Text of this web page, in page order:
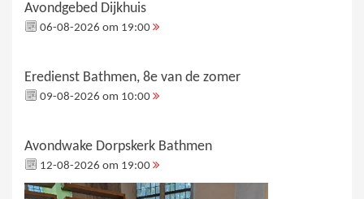
Avondgebed Dijkhuis
06-08-2026 om 19:00
Eredienst Bathmen, 8e van de zomer
09-08-2026 om 10:00
Avondwake Dorpskerk Bathmen
12-08-2026 om 19:00